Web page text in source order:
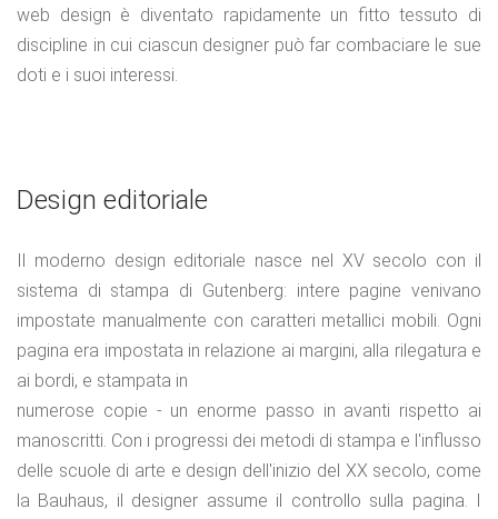
web design è diventato rapidamente un fitto tessuto di
discipline in cui ciascun designer può far combaciare le sue
doti e i suoi interessi.
Design editoriale
Il moderno design editoriale nasce nel XV secolo con il
sistema di stampa di Gutenberg: intere pagine venivano
impostate manualmente con caratteri metallici mobili. Ogni
pagina era impostata in relazione ai margini, alla rilegatura e
ai bordi, e stampata in
numerose copie - un enorme passo in avanti rispetto ai
manoscritti. Con i progressi dei metodi di stampa e l'influsso
delle scuole di arte e design dell'inizio del XX secolo, come
la Bauhaus, il designer assume il controllo sulla pagina. I